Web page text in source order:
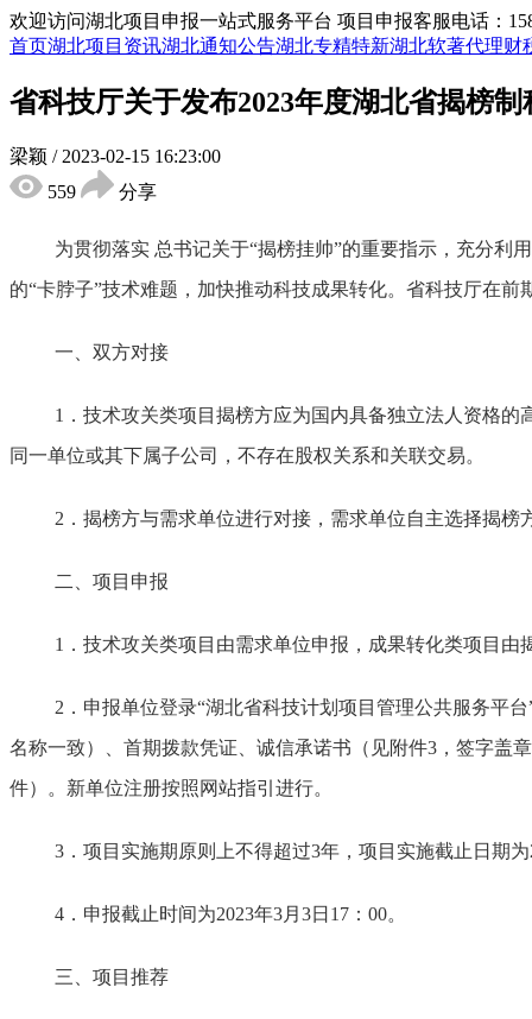
欢迎访问湖北项目申报一站式服务平台 项目申报客服电话：
首页湖北项目资讯湖北通知公告湖北专精特新湖北软著代理财
省科技厅关于发布2023年度湖北省揭榜
梁颖 / 2023-02-15 16:23:00
559
分享
为贯彻落实 总书记关于“揭榜挂帅”的重要指示，充分利
的“卡脖子”技术难题，加快推动科技成果转化。省科技厅在
一、双方对接
1．技术攻关类项目 揭榜方应为国内具备独立法人资格的
同一单位或其下属子公司，不存在股权关系和关联交易。
2．揭榜方与需求单位进行对接，需求单位自主选择揭
二、项目申报
1．技术攻关类项目由需求单位申报，成果转化类项目由
2．申报单位登录“湖北省科技计划项目管理公共服务平
名称一致）、首期拨款凭证、诚信承诺书（见附件3，签字盖
件）。新单位注册按照网站指引进行。
3． 项目实施期原则上不得超过3年，项目实施截止日期为
4．申报截止时间为2023年3月3日17：00。
三、项目推荐